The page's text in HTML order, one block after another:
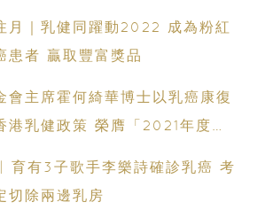
月｜乳健同躍動2022 成為粉紅
患者 贏取豐富獎品
會主席霍何綺華博士以乳癌康復
榮膺「2021年度傑
有3子歌手李樂詩確診乳癌 考
切除兩邊乳房